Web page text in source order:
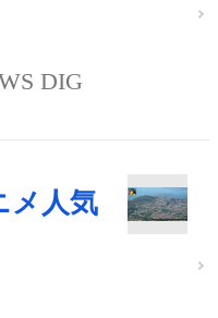
DIG
メ人気